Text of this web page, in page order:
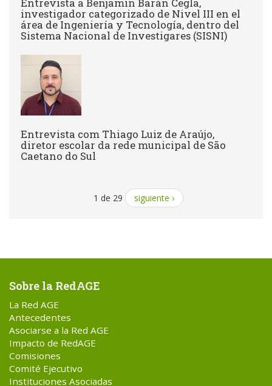
Entrevista a Benjamín Barán Cegla,
investigador categorizado de Nivel III en el
área de Ingeniería y Tecnología, dentro del
Sistema Nacional de Investigares (SISNI)
Entrevista com Thiago Luiz de Araújo,
diretor escolar da rede municipal de São
Caetano do Sul
1 de 29 siguiente ›
Sobre la RedAGE
La Red AGE
Antecedentes
Asociarse a la Red AGE
Impacto de RedAGE
Comisiones
Comité Ejecutivo
Instituciones Asociadas